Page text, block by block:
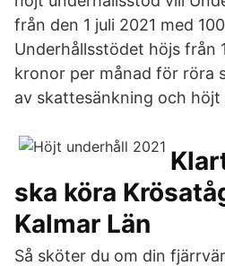
från den 1 juli 2021 med
Underhållsstödet höjs från
kronor per månad för röra
av skattesänkning och höjt
ska köra
Kalmar Län
Så sköter du om din